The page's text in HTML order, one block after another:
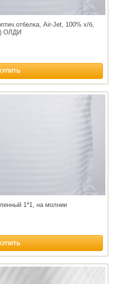
Air-Jet, 100% х/б,
ОЛДИ
1*1, на молнии